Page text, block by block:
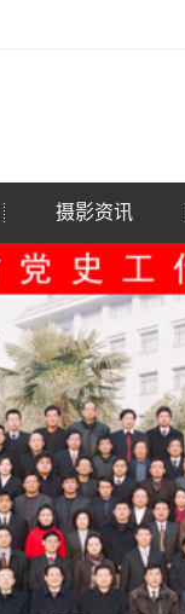
摄影资讯
公司动态
行业动态
摄影知识